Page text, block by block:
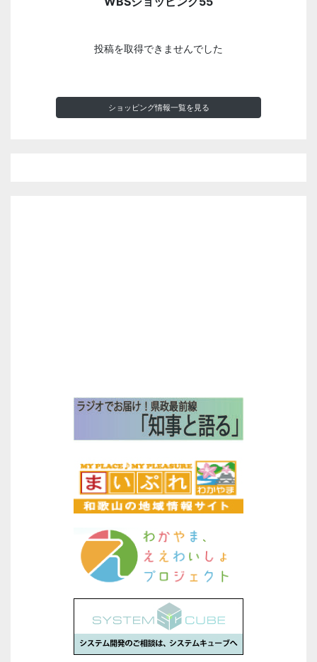
投稿を取得できませんでした
ショッピング情報一覧を見る